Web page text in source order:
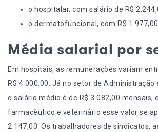
o hospitalar, com salário de R$
o dermatofuncional, com R$
Média salarial por
Em hospitais, as remunerações variam
R$ 4.000,00. Já no setor de Administração
o salário médio é de R$ 3.082,00 mensais,
farmacêutico e veterinário esse valor se
2.147,00. Os trabalhadores de sindicatos,